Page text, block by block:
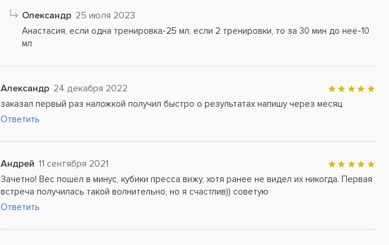
Олександр 25 июля 2023
Анастасия, если одна тренировка-25 мл, если 2 тренировки, то за 30 мин до неё-10
мл
Александр 24 декабря 2022
заказал первый раз наложкой получил быстро о результатах напишу через месяц
Ответить
Андрей 11 сентября 2021
Зачетно! Вес пошёл в минус, кубики пресса вижу, хотя ранее не видел их никогда. Первая
встреча получилась такой волнительно, но я счастлив)) советую
Ответить